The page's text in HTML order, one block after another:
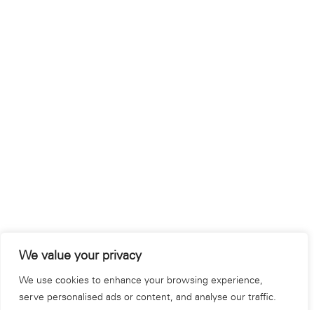
We value your privacy
We use cookies to enhance your browsing experience,
serve personalised ads or content, and analyse our traffic.